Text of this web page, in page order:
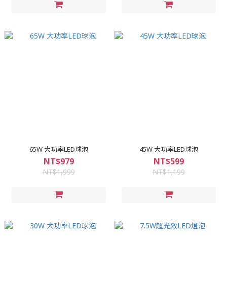
65W 大功率LED球泡
NT$979
NT$1,999
45W 大功率LED球泡
NT$599
NT$1,199